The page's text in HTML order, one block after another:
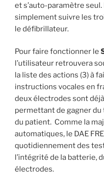
et s’auto-paramètre
simplement suivre les
le défibrillateur.
Pour faire fonctionner le
l’utilisateur retrouvera
la liste des actions (3) à
instructions vocales en
deux électrodes sont
permettant de gagner du
du patient. Comme la
automatiques, le DAE
quotidiennement des
l’intégrité de la batterie,
électrodes.